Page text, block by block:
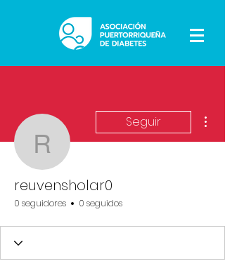
reuvensholar0
Seguir
reuvensholar0
0 seguidores 0 seguidos